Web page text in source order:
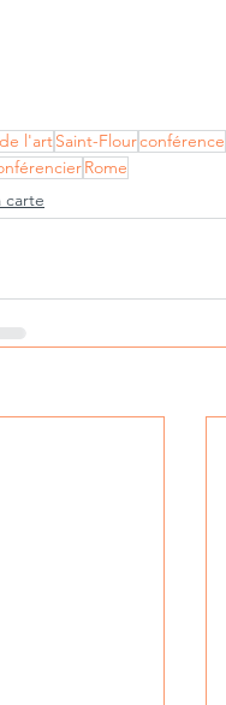
l'artSaint-Flourconférence
Rome
carte